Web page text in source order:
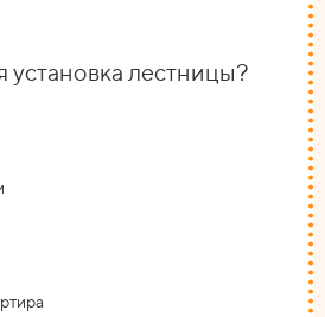
установка лестницы?
2